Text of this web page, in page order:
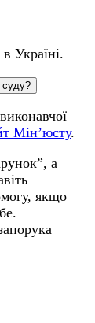
Україні.
суду?
Мінʼюсту.
а
якщо